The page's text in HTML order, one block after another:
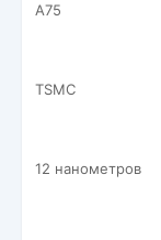
A75
TSMC
12 нанометров